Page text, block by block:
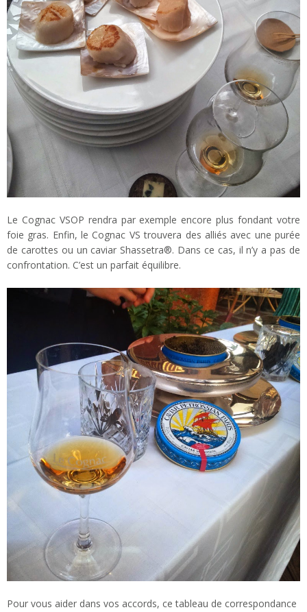
Le Cognac VSOP rendra par exemple encore plus fondant votre
foie gras. Enfin, le Cognac VS trouvera des alliés avec une purée
de carottes ou un caviar Shassetra®. Dans ce cas, il n’y a pas de
confrontation. C’est un parfait équilibre.
Pour vous aider dans vos accords, ce tableau de correspondance